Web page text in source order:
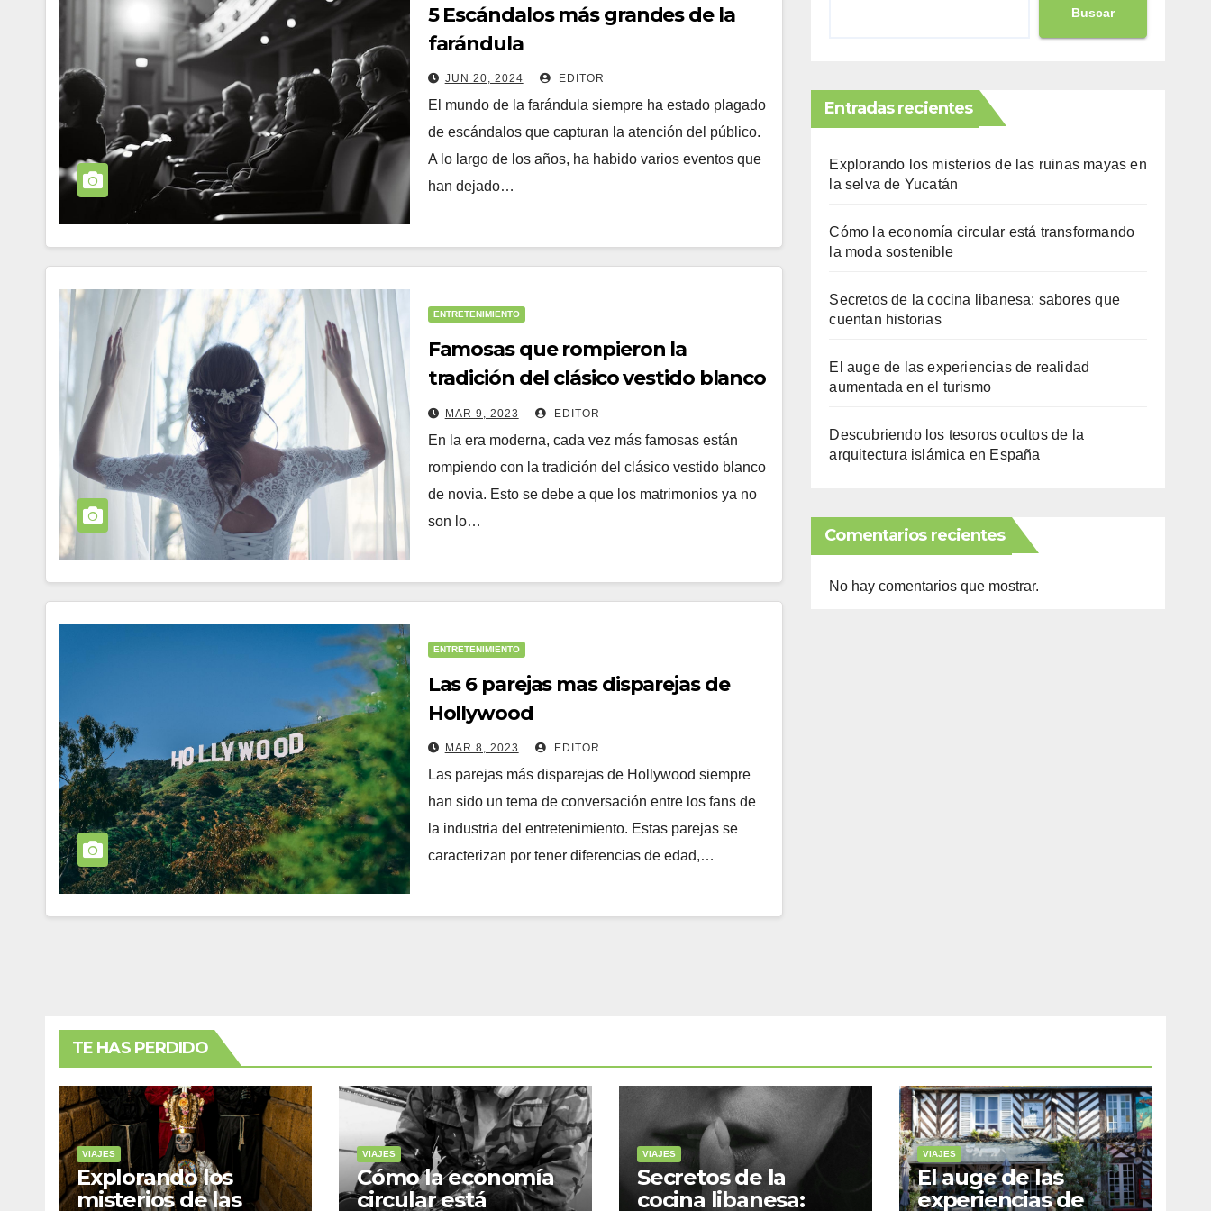
5 Escándalos más grandes de la
farándula
JUN 20, 2024 EDITOR
El mundo de la farándula siempre ha estado plagado
de escándalos que capturan la atención del público.
A lo largo de los años, ha habido varios eventos que
han dejado…
ENTRETENIMIENTO
Famosas que rompieron la
tradición del clásico vestido blanco
de novia
MAR 9, 2023 EDITOR
En la era moderna, cada vez más famosas están
rompiendo con la tradición del clásico vestido blanco
de novia. Esto se debe a que los matrimonios ya no
son lo…
ENTRETENIMIENTO
Las 6 parejas mas disparejas de
Hollywood
MAR 8, 2023 EDITOR
Las parejas más disparejas de Hollywood siempre
han sido un tema de conversación entre los fans de
la industria del entretenimiento. Estas parejas se
caracterizan por tener diferencias de edad,…
Buscar
Entradas recientes
Explorando los misterios de las ruinas mayas en
la selva de Yucatán
Cómo la economía circular está transformando
la moda sostenible
Secretos de la cocina libanesa: sabores que
cuentan historias
El auge de las experiencias de realidad
aumentada en el turismo
Descubriendo los tesoros ocultos de la
arquitectura islámica en España
Comentarios recientes
No hay comentarios que mostrar.
TE HAS PERDIDO
VIAJES
Explorando los
misterios de las
VIAJES
Cómo la economía
circular está
VIAJES
Secretos de la
cocina libanesa:
VIAJES
El auge de las
experiencias de